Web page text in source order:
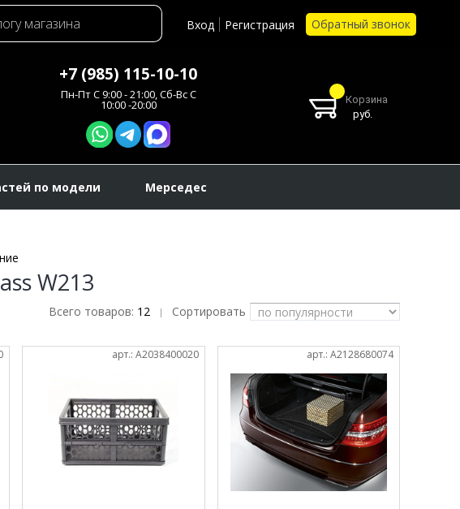
Вход Регистрация Обратный звонок
+7 (985) 115-10-10
Пн-Пт C 9:00 - 21:00, Сб-Вс С
10:00 -20:00
Корзина
руб.
по модели Мерседес
W213
Всего товаров: 12 | Сортировать
арт.: A2038400020 арт.: A2128680074